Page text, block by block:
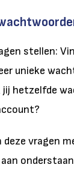
stellen:
unieke
jij hetzelfde
deze vragen